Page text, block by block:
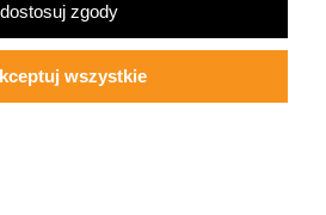
- Wszelkie prawa zastrzeżone.
książki, katolicyzm, tradycjonalizm, patriotyzm,
literatura dziecięca, audiobooki, ebooki,
patriotyczne.
dostosuj zgody
wszystkie